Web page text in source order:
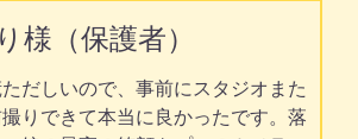
様（保護者）
だしいので、事前にスタジオまた
りできて本当に良かったです。落